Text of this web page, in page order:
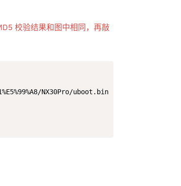
校验结果和图中相同，再敲
NX30Pro/uboot.bin -o uboot.bin